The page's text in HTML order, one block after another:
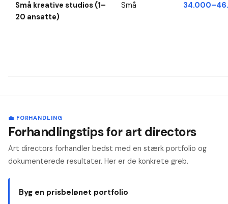
Små kreative studios (1–
20 ansatte)
Små
💼 FORHANDLING
Forhandlingstips for art directors
Art directors forhandler bedst med en stærk portfolio og
dokumenterede resultater. Her er de konkrete greb.
Byg en prisbelønet portfolio